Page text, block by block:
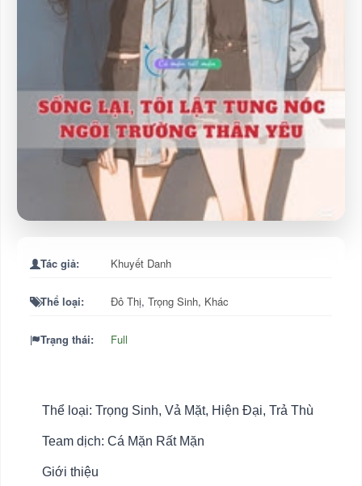
Tác giả: Khuyết Danh
Thể loại: Đô Thị, Trọng Sinh, Khác
Trạng thái: Full
Thể loại: Trọng Sinh, Vả Mặt, Hiện Đại, Trả Thù
Team dịch: Cá Mặn Rất Mặn
Giới thiệu